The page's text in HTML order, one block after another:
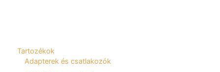
Tartozékok
Adapterek és csatlakozók